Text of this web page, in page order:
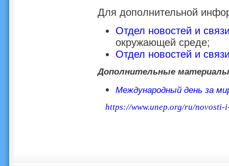
Для дополнительной
Отдел новостей и
окружающей среде;
Отдел новостей и
Дополнительные материалы
Международный день за
https://www.unep.org/ru/